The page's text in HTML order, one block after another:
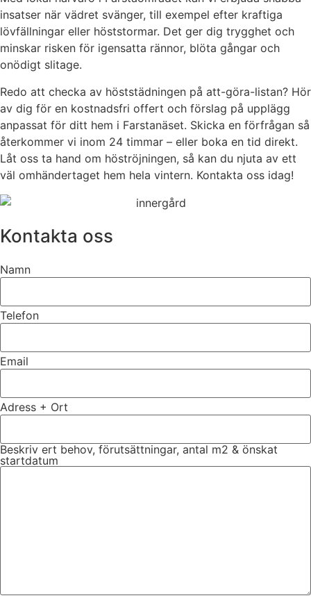
insatser när vädret svänger, till exempel efter kraftiga
lövfällningar eller höststormar. Det ger dig trygghet och
minskar risken för igensatta rännor, blöta gångar och
onödigt slitage.
Redo att checka av höststädningen på att-göra-listan? Hör
av dig för en kostnadsfri offert och förslag på upplägg
anpassat för ditt hem i Farstanäset. Skicka en förfrågan så
återkommer vi inom 24 timmar – eller boka en tid direkt.
Låt oss ta hand om höströjningen, så kan du njuta av ett
väl omhändertaget hem hela vintern. Kontakta oss idag!
Kontakta oss
Namn
Telefon
Email
Adress + Ort
Beskriv ert behov, förutsättningar, antal m2 & önskat
startdatum